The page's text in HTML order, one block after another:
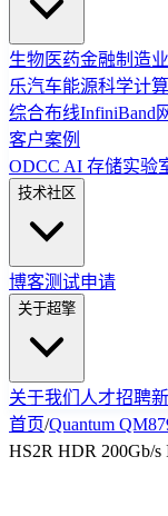
生物医药金融制造业
乐汽车能源科学计算
综合布线InfiniBand
客户案例
ODCC AI 存储实验
技术社区
博客测试申请
关于超擎
关于我们 人才招聘
首页/Quantum
HS2R HDR 200Gb/